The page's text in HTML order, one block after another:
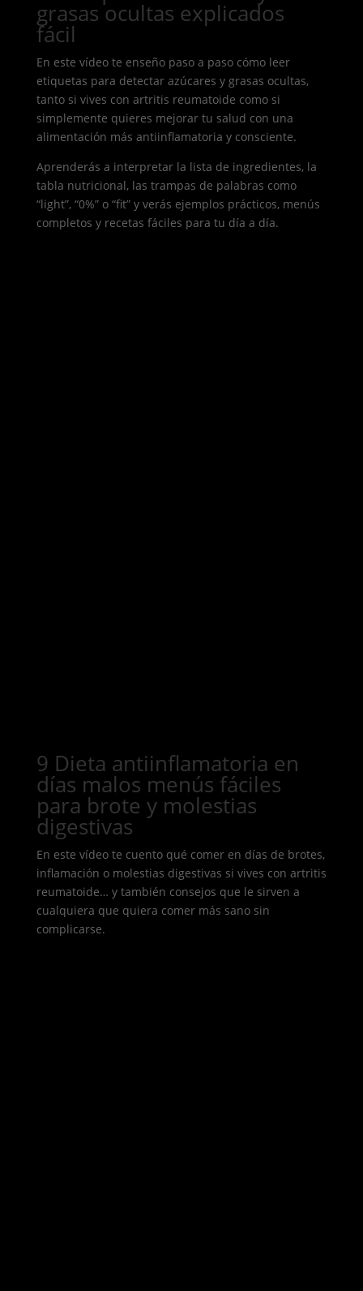
grasas ocultas explicados
fácil
En este vídeo te enseño paso a paso cómo leer
etiquetas para detectar azúcares y grasas ocultas,
tanto si vives con artritis reumatoide como si
simplemente quieres mejorar tu salud con una
alimentación más antiinflamatoria y consciente.
Aprenderás a interpretar la lista de ingredientes, la
tabla nutricional, las trampas de palabras como
“light”, “0%” o “fit” y verás ejemplos prácticos, menús
completos y recetas fáciles para tu día a día.
9 Dieta antiinflamatoria en
días malos menús fáciles
para brote y molestias
digestivas
En este vídeo te cuento qué comer en días de brotes,
inflamación o molestias digestivas si vives con artritis
reumatoide… y también consejos que le sirven a
cualquiera que quiera comer más sano sin
complicarse.